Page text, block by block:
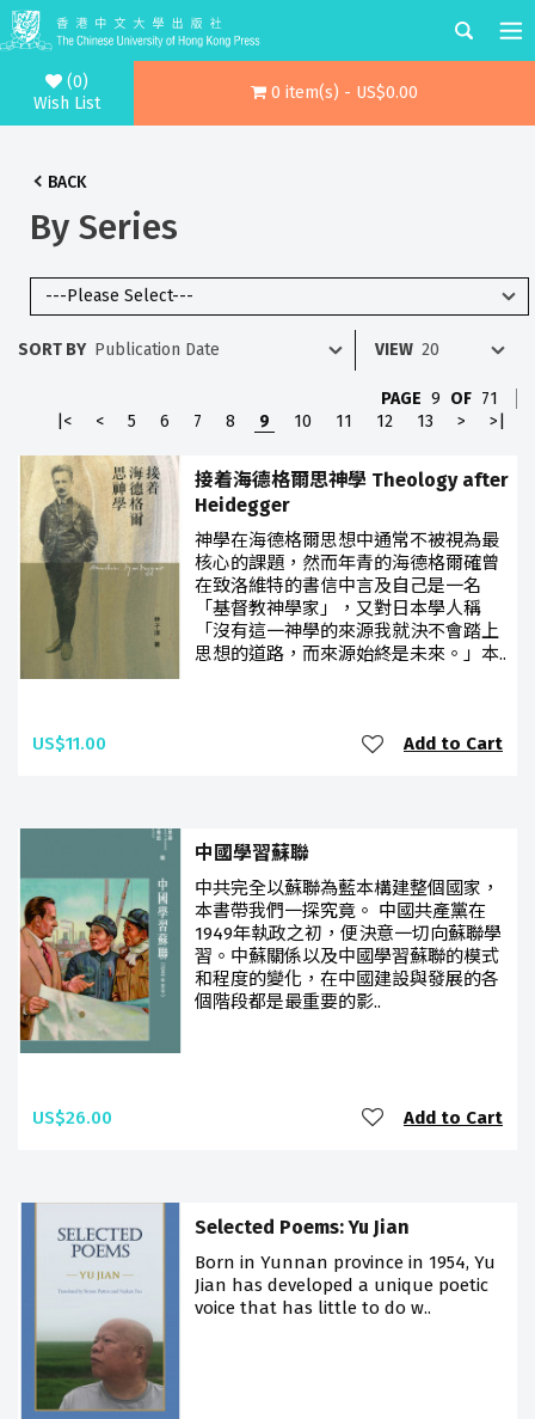
(0)
Wish List
0 item(s) - US$0.00
BACK
By Series
SORT BY VIEW
PAGE 9 OF 71
|<
< 5 6 7 8 9 10 11 12 13 > >|
接着海德格爾思神學 Theology after
Heidegger
神學在海德格爾思想中通常不被視為最
核心的課題，然而年青的海德格爾確曾
在致洛維特的書信中言及自己是一名
「基督教神學家」，又對日本學人稱
「沒有這一神學的來源我就決不會踏上
思想的道路，而來源始終是未來。」本..
US$11.00 Add to Cart
中國學習蘇聯
中共完全以蘇聯為藍本構建整個國家，
本書帶我們一探究竟。 中國共產黨在
1949年執政之初，便決意一切向蘇聯學
習。中蘇關係以及中國學習蘇聯的模式
和程度的變化，在中國建設與發展的各
個階段都是最重要的影..
US$26.00 Add to Cart
Selected Poems: Yu Jian
Born in Yunnan province in 1954, Yu
Jian has developed a unique poetic
voice that has little to do w..